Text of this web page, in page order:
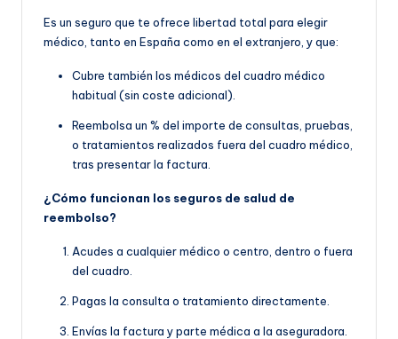
Es un seguro que te ofrece libertad total para elegir
médico, tanto en España como en el extranjero, y que:
Cubre también los médicos del cuadro médico
habitual (sin coste adicional).
Reembolsa un % del importe de consultas, pruebas,
o tratamientos realizados fuera del cuadro médico,
tras presentar la factura.
¿Cómo funcionan los seguros de salud de
reembolso?
Acudes a cualquier médico o centro, dentro o fuera
del cuadro.
Pagas la consulta o tratamiento directamente.
Envías la factura y parte médica a la aseguradora.